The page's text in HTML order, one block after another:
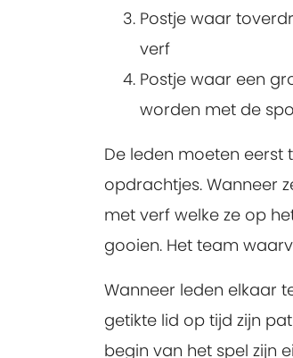
Postje waar
verf
Postje waar een
worden met de
De leden moeten
opdrachtjes. Wanneer
met verf welke ze op
gooien. Het team
Wanneer leden elkaar
getikte lid op tijd zijn
begin van het spel zijn